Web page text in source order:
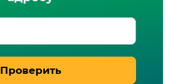
Проверить